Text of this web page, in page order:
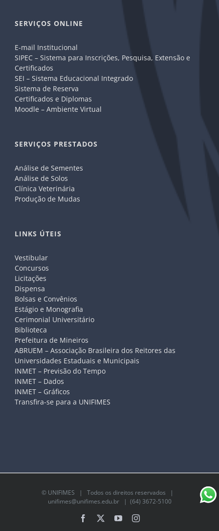
SERVIÇOS ONLINE
E-mail Institucional
SIPEC – Sistema para Inscrições, Pesquisa, Extensão e
Certificados
SEI – Sistema Educacional Integrado
Sistema de Reserva
Certificados e Diplomas
Moodle – Ambiente Virtual
SERVIÇOS PRESTADOS
Análise de Sementes
Análise de Solos
Clínica Veterinária
Produção de Mudas
LINKS ÚTEIS
Vestibular
Concursos
Licitações
Dispensa
Bolsas e Convênios
Estágio e Monografia
Cerimonial Universitário
Biblioteca
Prefeitura de Mineiros
ABRUEM – Associação Brasileira dos Reitores das
Universidades Estaduais e Municipais
INMET – Previsão do Tempo
INMET – Dados
INMET – Gráficos
Transfira-se para a UNIFIMES
© UNIFIMES | Todos os direitos reservados |
unifimes@unifimes.edu.br| (64) 3672-5100
Facebook YouTubeInstagram